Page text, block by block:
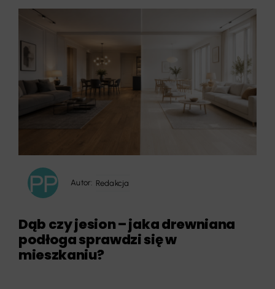
Autor: Redakcja
Dąb czy jesion – jaka drewniana
podłoga sprawdzi się w
mieszkaniu?